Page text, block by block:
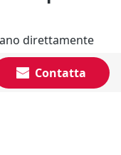
Contatta
direttamente